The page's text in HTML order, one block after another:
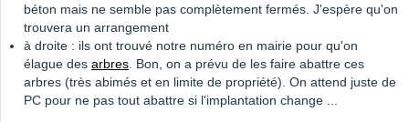
béton mais ne semble pas complètement fermés. J'espère qu'on
trouvera un arrangement
à droite : ils ont trouvé notre numéro en mairie pour qu'on
élague des arbres . Bon, on a prévu de les faire abattre ces
arbres (très abimés et en limite de propriété). On attend juste de
PC pour ne pas tout abattre si l'implantation change ...